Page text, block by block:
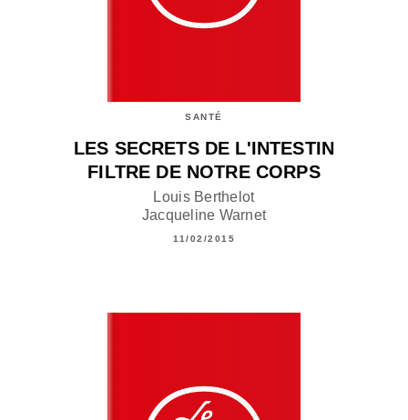
SANTÉ
LES SECRETS DE L'INTESTIN
FILTRE DE NOTRE CORPS
Louis Berthelot
Jacqueline Warnet
11/02/2015